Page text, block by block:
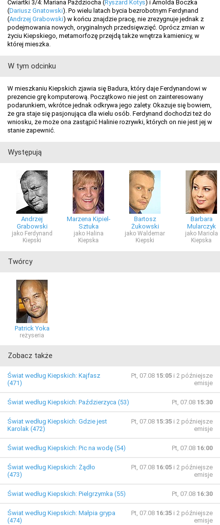
Ćwiartki 3/4: Mariana Paździocha (Ryszard Kotys) i Arnolda Boczka
(Dariusz Gnatowski). Po wielu latach bycia bezrobotnym Ferdynand
(Andrzej Grabowski) w końcu znajdzie pracę, nie zrezygnuje jednak z
podejmowania nowych, oryginalnych przedsięwzięć. Oprócz zmian w
życiu Kiepskiego, metamorfozę przejdą także wnętrza kamienicy, w
której mieszka.
W tym odcinku
W mieszkaniu Kiepskich zjawia się Badura, który daje Ferdynandowi w
prezencie grę komputerową. Początkowo nie jest on zainteresowany
podarunkiem, wkrótce jednak odkrywa jego zalety. Okazuje się bowiem,
że gra staje się pasjonująca dla wielu osób. Ferdynand dochodzi też do
wniosku, że może ona zastąpić Halinie rozrywki, których on nie jest jej w
stanie zapewnić.
Występują
Andrzej
Grabowski
jako Ferdynand
Kiepski
Marzena Kipiel-
Sztuka
jako Halina
Kiepska
Bartosz
Żukowski
jako Waldemar
Kiepski
Barbara
Mularczyk
jako Mariola
Kiepska
Twórcy
Patrick Yoka
reżyseria
Zobacz także
Świat według Kiepskich: Kajfasz
(471)
Pt, 07.08 15:05 i 2 późniejsze
emisje
Świat według Kiepskich: Paździerzyca (53) Pt, 07.08 15:30
Świat według Kiepskich: Gdzie jest
Karolak (472)
Pt, 07.08 15:35 i 2 późniejsze
emisje
Świat według Kiepskich: Pic na wodę (54) Pt, 07.08 16:00
Świat według Kiepskich: Żądło
(473)
Pt, 07.08 16:05 i 2 późniejsze
emisje
Świat według Kiepskich: Pielgrzymka (55) Pt, 07.08 16:30
Świat według Kiepskich: Małpia grypa
(474)
Pt, 07.08 16:35 i 2 późniejsze
emisje